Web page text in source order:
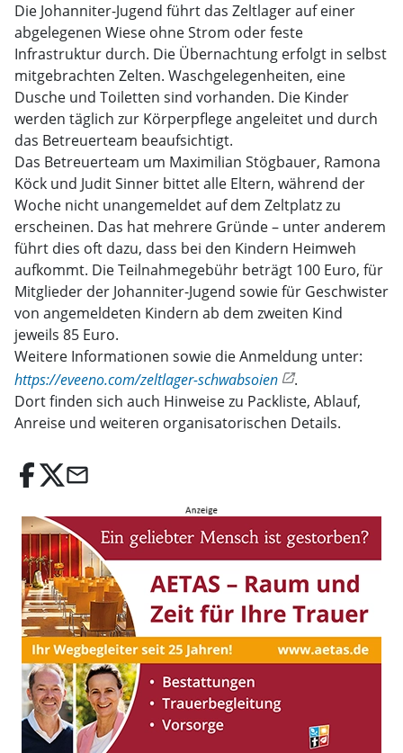
Die Johanniter-Jugend führt das Zeltlager auf einer
abgelegenen Wiese ohne Strom oder feste
Infrastruktur durch. Die Übernachtung erfolgt in selbst
mitgebrachten Zelten. Waschgelegenheiten, eine
Dusche und Toiletten sind vorhanden. Die Kinder
werden täglich zur Körperpflege angeleitet und durch
das Betreuerteam beaufsichtigt.
Das Betreuerteam um Maximilian Stögbauer, Ramona
Köck und Judit Sinner bittet alle Eltern, während der
Woche nicht unangemeldet auf dem Zeltplatz zu
erscheinen. Das hat mehrere Gründe – unter anderem
führt dies oft dazu, dass bei den Kindern Heimweh
aufkommt. Die Teilnahmegebühr beträgt 100 Euro, für
Mitglieder der Johanniter-Jugend sowie für Geschwister
von angemeldeten Kindern ab dem zweiten Kind
jeweils 85 Euro.
Weitere Informationen sowie die Anmeldung unter:
https://eveeno.com/zeltlager-schwabsoien
.
Dort finden sich auch Hinweise zu Packliste, Ablauf,
Anreise und weiteren organisatorischen Details.
email